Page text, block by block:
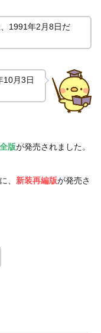
1991年2月8日だ
10月3日
版が発売されました。
、 新装再編版が発売さ